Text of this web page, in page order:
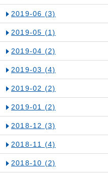
2019-06 (3)
2019-05 (1)
2019-04 (2)
2019-03 (4)
2019-02 (2)
2019-01 (2)
2018-12 (3)
2018-11 (4)
2018-10 (2)